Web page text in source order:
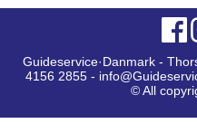
Guideservice·Danmark -
4156 2855 -
© All